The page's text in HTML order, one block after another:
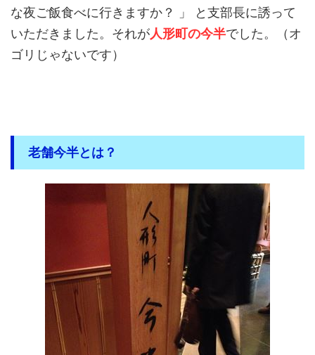
な夜ご飯食べに行きますか？ 」 と支部長に誘って
いただきました。それが人形町の今半でした。（オ
ゴリじゃないです）
老舗今半とは？